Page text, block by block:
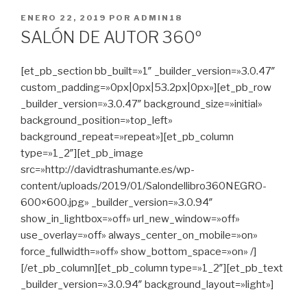
PUBLICADO
EN
ENERO 22, 2019 POR ADMIN18
SALÓN DE AUTOR 360º
[et_pb_section bb_built=»1″ _builder_version=»3.0.47″
custom_padding=»0px|0px|53.2px|0px»][et_pb_row
_builder_version=»3.0.47″ background_size=»initial»
background_position=»top_left»
background_repeat=»repeat»][et_pb_column
type=»1_2″][et_pb_image
src=»http://davidtrashumante.es/wp-
content/uploads/2019/01/Salondellibro360NEGRO-
600×600.jpg» _builder_version=»3.0.94″
show_in_lightbox=»off» url_new_window=»off»
use_overlay=»off» always_center_on_mobile=»on»
force_fullwidth=»off» show_bottom_space=»on» /]
[/et_pb_column][et_pb_column type=»1_2″][et_pb_text
_builder_version=»3.0.94″ background_layout=»light»]